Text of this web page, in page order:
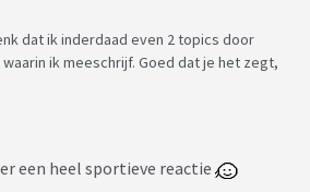
dat ik inderdaad even 2 topics door
ik meeschrijf. Goed dat je het zegt,
een heel sportieve reactie